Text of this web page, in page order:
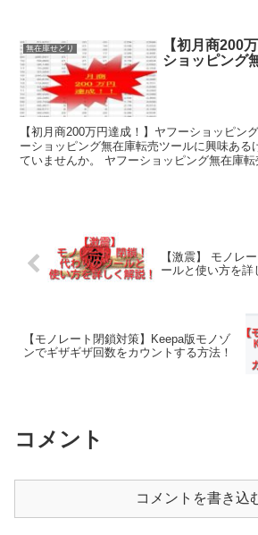
無在庫せどり
【初月商200
ショッピング
【初月商200万円達成！】ヤフーショッピン
ーショッピング無在庫転売ツールに興味ある
ていませんか。 ヤフーショッピング無在庫
【激震】 モノレ
ールと使い方を詳
【モノレート閉鎖対策】Keepa版モノゾ
ンでギザギザ回数をカウントする方法！
コメント
コメントを書き込